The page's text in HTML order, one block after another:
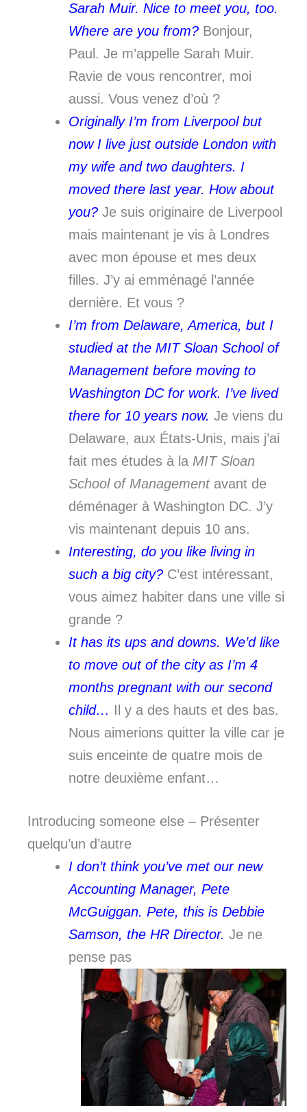
Sarah Muir. Nice to meet you, too.
Where are you from? Bonjour,
Paul. Je m’appelle Sarah Muir.
Ravie de vous rencontrer, moi
aussi. Vous venez d’où ?
Originally I’m from Liverpool but
now I live just outside London with
my wife and two daughters. I
moved there last year. How about
you? Je suis originaire de Liverpool
mais maintenant je vis à Londres
avec mon épouse et mes deux
filles. J’y ai emménagé l’année
dernière. Et vous ?
I’m from Delaware, America, but I
studied at the MIT Sloan School of
Management before moving to
Washington DC for work. I’ve lived
there for 10 years now. Je viens du
Delaware, aux États-Unis, mais j’ai
fait mes études à la MIT Sloan
School of Management avant de
déménager à Washington DC. J’y
vis maintenant depuis 10 ans.
Interesting, do you like living in
such a big city? C’est intéressant,
vous aimez habiter dans une ville si
grande ?
It has its ups and downs. We’d like
to move out of the city as I’m 4
months pregnant with our second
child… Il y a des hauts et des bas.
Nous aimerions quitter la ville car je
suis enceinte de quatre mois de
notre deuxième enfant…
Introducing someone else – Présenter
quelqu’un d’autre
I don’t think you’ve met our new
Accounting Manager, Pete
McGuiggan. Pete, this is Debbie
Samson, the HR Director. Je ne
pense pas